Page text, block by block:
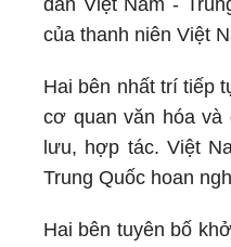
của thanh niên Việt
Hai bên nhất trí tiếp
cơ quan văn hóa và
lưu, hợp tác. Việt
Trung Quốc hoan
Hai bên tuyên bố